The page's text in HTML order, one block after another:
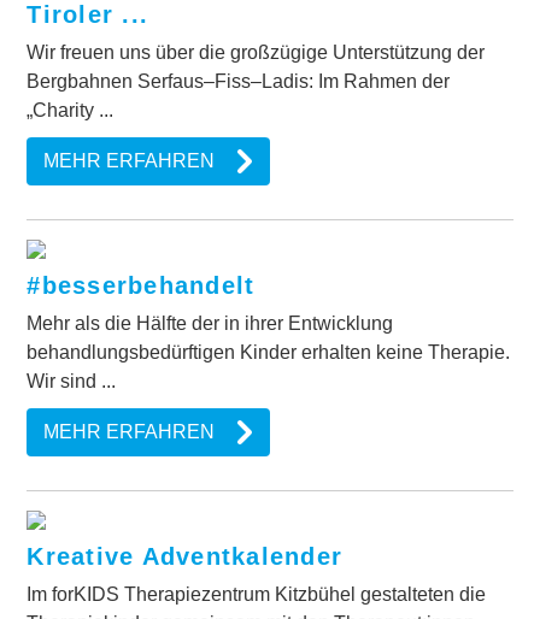
Tiroler ...
Wir freuen uns über die großzügige Unterstützung der
Bergbahnen Serfaus–Fiss–Ladis: Im Rahmen der
„Charity ...
MEHR ERFAHREN
#besserbehandelt
Mehr als die Hälfte der in ihrer Entwicklung
behandlungsbedürftigen Kinder erhalten keine Therapie.
Wir sind ...
MEHR ERFAHREN
Kreative Adventkalender
Im forKIDS Therapiezentrum Kitzbühel gestalteten die